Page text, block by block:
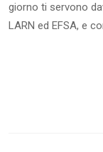
giorno ti servono
LARN ed EFSA, e